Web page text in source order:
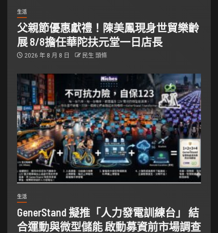
生活
父親節優惠獻禮！陳美鳳現身世貿樂齡
展 8/8擔任華陀扶元堂一日店長
2026 年 8 月 8 日 民生 頭條
生活
GenerStand 擬推「人力發電訓練台」 結
合運動與微型儲能 啟動募資前市場調查